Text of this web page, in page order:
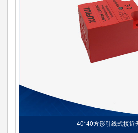
40*40方形引线式接近